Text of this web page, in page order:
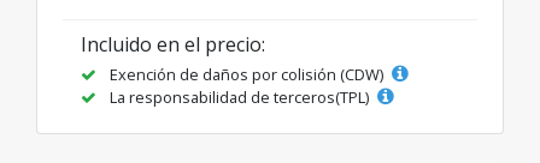
Incluido en el precio:
Exención de daños por colisión (CDW)
La responsabilidad de terceros(TPL)